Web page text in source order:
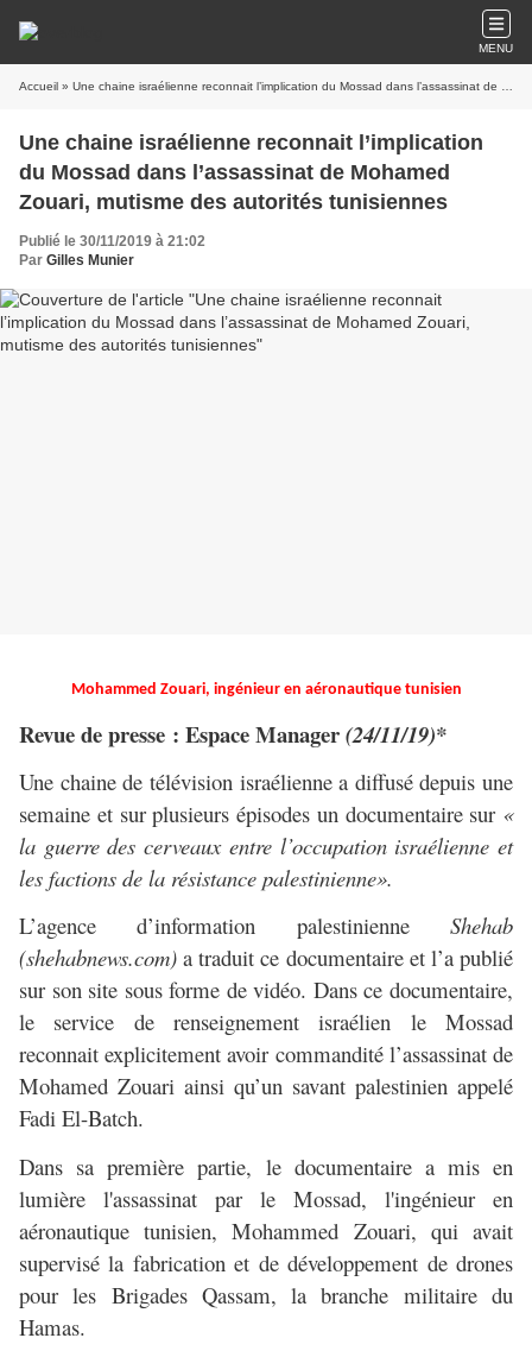
MENU
Accueil » Une chaine israélienne reconnait l’implication du Mossad dans l’assassinat de Mohamed Zouari, mutisme des autorités tunisiennes
Une chaine israélienne reconnait l’implication
du Mossad dans l’assassinat de Mohamed
Zouari, mutisme des autorités tunisiennes
Publié le 30/11/2019 à 21:02
Par Gilles Munier
Mohammed Zouari, ingénieur en aéronautique tunisien
Revue de presse : Espace Manager(24/11/19)*
Une chaine de télévision israélienne a diffusé depuis une
semaine et sur plusieurs épisodes un documentaire sur «
la guerre des cerveaux entre l’occupation israélienne et
les factions de la résistance palestinienne».
L’agence d’information palestinienne Shehab
(shehabnews.com) a traduit ce documentaire et l’a publié
sur son site sous forme de vidéo. Dans ce documentaire,
le service de renseignement israélien le Mossad
reconnait explicitement avoir commandité l’assassinat de
Mohamed Zouari ainsi qu’un savant palestinien appelé
Fadi El-Batch.
Dans sa première partie, le documentaire a mis en
lumière l'assassinat par le Mossad, l'ingénieur en
aéronautique tunisien, Mohammed Zouari, qui avait
supervisé la fabrication et de développement de drones
pour les Brigades Qassam, la branche militaire du
Hamas.